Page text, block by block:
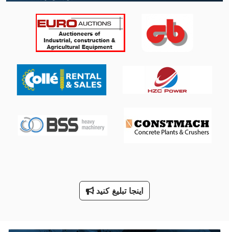
International 2674
International 433
International 560
Kgs 1670
ماشین معاون 200 Mm
اینجا تبلیغ کنید